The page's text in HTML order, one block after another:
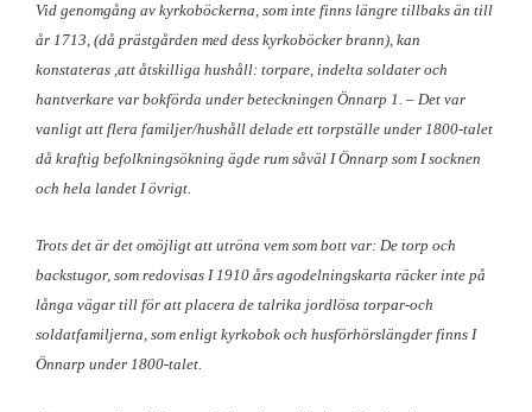
Vid genomgång av kyrkoböckerna, som inte finns längre tillbaks än till
år 1713, (då prästgården med dess kyrkoböcker brann), kan
konstateras ,att åtskilliga hushåll: torpare, indelta soldater och
hantverkare var bokförda under beteckningen Önnarp 1. – Det var
vanligt att flera familjer/hushåll delade ett torpställe under 1800-talet
då kraftig befolkningsökning ägde rum såväl I Önnarp som I socknen
och hela landet I övrigt.
Trots det är det omöjligt att utröna vem som bott var: De torp och
backstugor, som redovisas I 1910 års agodelningskarta räcker inte på
långa vägar till för att placera de talrika jordlösa torpar-och
soldatfamiljerna, som enligt kyrkobok och husförhörslängder finns I
Önnarp under 1800-talet.